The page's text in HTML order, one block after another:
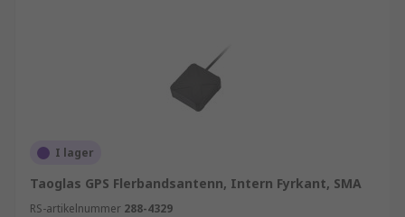
I lager
Taoglas GPS Flerbandsantenn, Intern Fyrkant, SMA
RS-artikelnummer 288-4329